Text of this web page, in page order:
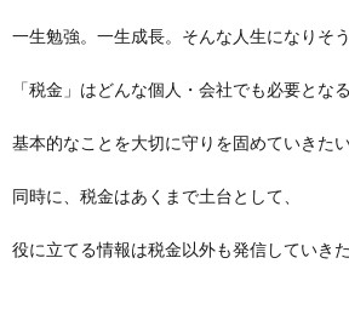
一生勉強。一生成長。そんな人生になりそう
「税金」はどんな個人・会社でも必要とな
基本的なことを大切に守りを固めていきた
同時に、税金はあくまで土台として、
役に立てる情報は税金以外も発信していきた